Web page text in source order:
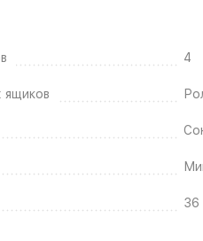
4
ящиков
36